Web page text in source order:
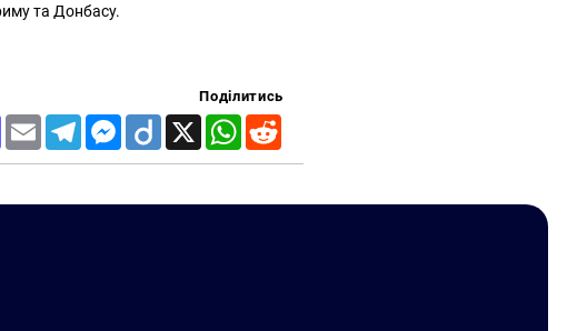
та Донбасу.
Поділитись
Mastodon
Email TelegramMessenger
Diigo X WhatsApp